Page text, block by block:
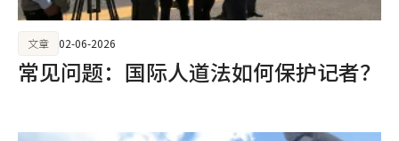
常见问题：国际人道法如何保护记者？
文章 02-06-2026